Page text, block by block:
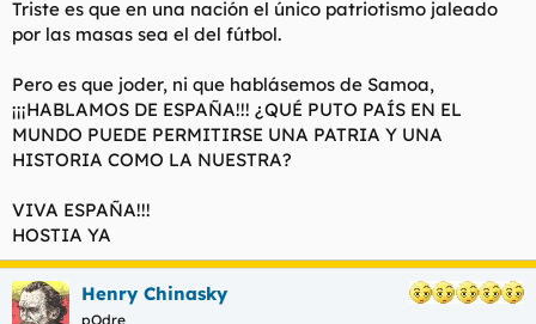
Triste es que en una nación el único patriotismo jaleado
por las masas sea el del fútbol.
Pero es que joder, ni que hablásemos de Samoa,
¡¡¡HABLAMOS DE ESPAÑA!!! ¿QUÉ PUTO PAÍS EN EL
MUNDO PUEDE PERMITIRSE UNA PATRIA Y UNA
HISTORIA COMO LA NUESTRA?
VIVA ESPAÑA!!!
HOSTIA YA
Henry Chinasky
pOdre